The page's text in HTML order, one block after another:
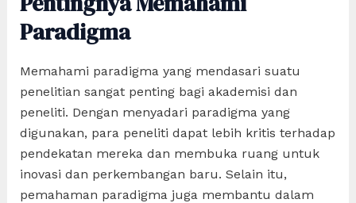
Paradigma
Memahami paradigma yang mendasari suatu
penelitian sangat penting bagi akademisi dan
peneliti. Dengan menyadari paradigma yang
digunakan, para peneliti dapat lebih kritis terhadap
pendekatan mereka dan membuka ruang untuk
inovasi dan perkembangan baru. Selain itu,
pemahaman paradigma juga membantu dalam